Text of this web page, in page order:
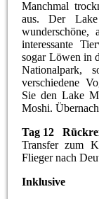
Manchmal
aus. Der
wunderschöne,
interessante
sogar Löwen in
Nationalpark,
verschiedene
Sie den Lake
Moshi.
Tag 12
Transfer zum
Flieger nach
Inklusive